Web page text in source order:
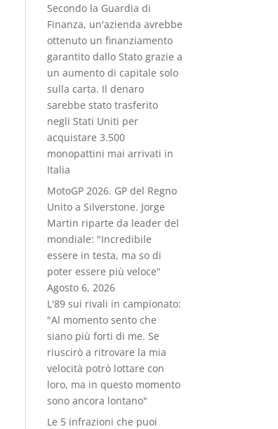
Secondo la Guardia di
Finanza, un'azienda avrebbe
ottenuto un finanziamento
garantito dallo Stato grazie a
un aumento di capitale solo
sulla carta. Il denaro
sarebbe stato trasferito
negli Stati Uniti per
acquistare 3.500
monopattini mai arrivati in
Italia
MotoGP 2026. GP del Regno
Unito a Silverstone. Jorge
Martin riparte da leader del
mondiale: "Incredibile
essere in testa, ma so di
poter essere più veloce"
Agosto 6, 2026
L'89 sui rivali in campionato:
"Al momento sento che
siano più forti di me. Se
riuscirò a ritrovare la mia
velocità potrò lottare con
loro, ma in questo momento
sono ancora lontano"
Le 5 infrazioni che puoi